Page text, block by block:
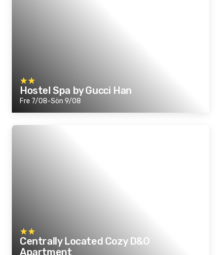
Hostel Spa by Gucci Han
Fre 7/08-Sön 9/08
Centrally Located Cozy D&O
Apartment